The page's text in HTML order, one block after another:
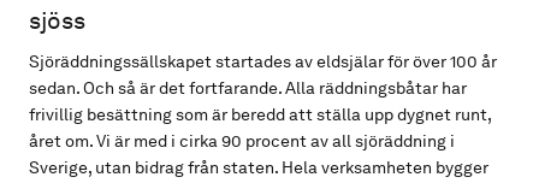
sjöss
Sjöräddningssällskapet startades av eldsjälar för över 100 år
sedan. Och så är det fortfarande. Alla räddningsbåtar har
frivillig besättning som är beredd att ställa upp dygnet runt,
året om. Vi är med i cirka 90 procent av all sjöräddning i
Sverige, utan bidrag från staten. Hela verksamheten bygger